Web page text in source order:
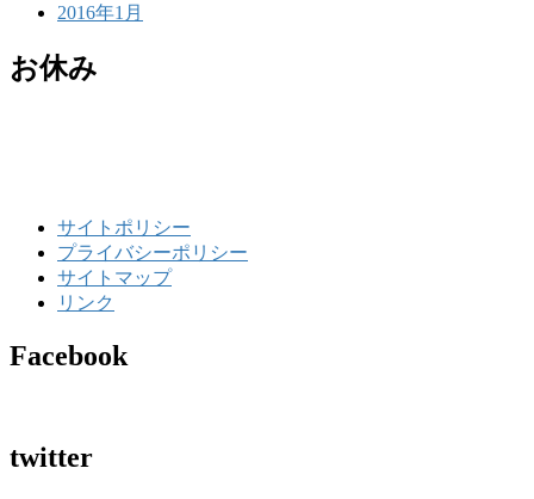
2016年1月
お休み
サイトポリシー
プライバシーポリシー
サイトマップ
リンク
Facebook
twitter